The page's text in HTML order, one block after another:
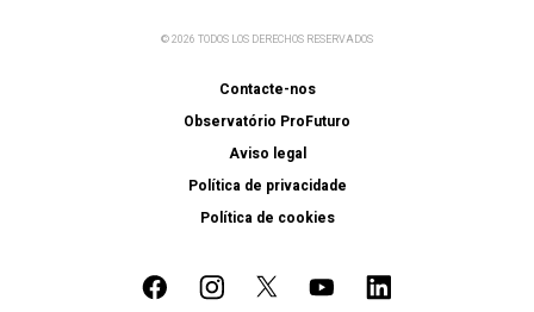
© 2026 TODOS LOS DERECHOS RESERVADOS
Contacte-nos
Observatório ProFuturo
Aviso legal
Política de privacidade
Política de cookies